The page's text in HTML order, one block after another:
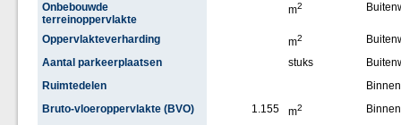
Onbebouwde
terreinoppervlakte
m2
Oppervlakteverharding m2
Aantal parkeerplaatsen
stuks
Ruimtedelen
Bruto-vloeroppervlakte (BVO)
1.155 m2